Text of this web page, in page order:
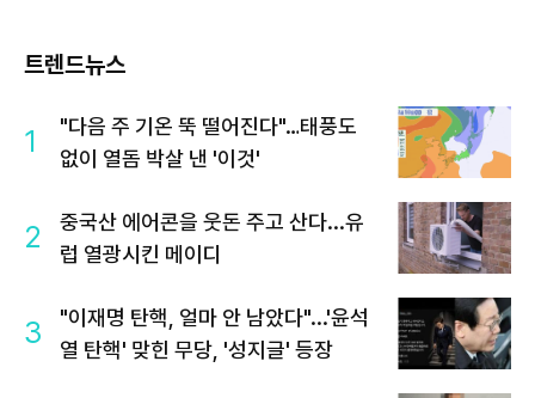
트렌드뉴스
1
"다음 주 기온 뚝 떨어진다"…태풍도
없이 열돔 박살 낸 '이것'
2
중국산 에어콘을 웃돈 주고 산다...유
럽 열광시킨 메이디
3
"이재명 탄핵, 얼마 안 남았다"...'윤석
열 탄핵' 맞힌 무당, '성지글' 등장